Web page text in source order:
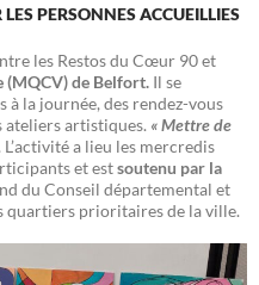
PERSONNES ACCUEILLIES
les Restos du Cœur 90 et
(MQCV) de Belfort. Il se
la journée, des rendez-vous
ateliers artistiques. « Mettre de
L’activité a lieu les mercredis
et estsoutenu par la
du Conseil départemental et
quartiers prioritaires de la ville.